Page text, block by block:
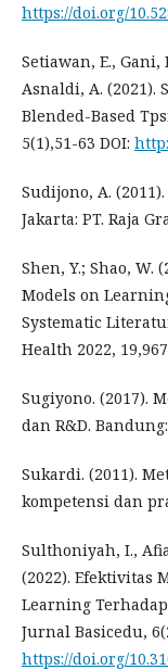
https://doi.org/
Setiawan, E., Gani,
Asnaldi, A. (2021).
Blended-Based
5(1),51-63 DOI:
Sudijono, A.
Jakarta: PT. Raja
Shen, Y.; Shao, W.
Models on
Systematic
Health 2022,
Sugiyono. (2017).
dan R&D.
Sukardi. (2011).
kompetensi dan
Sulthoniyah, I.,
(2022). Efektivitas
Learning
Jurnal Basicedu,
https://doi.org/